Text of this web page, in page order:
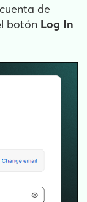
de
botón Log In